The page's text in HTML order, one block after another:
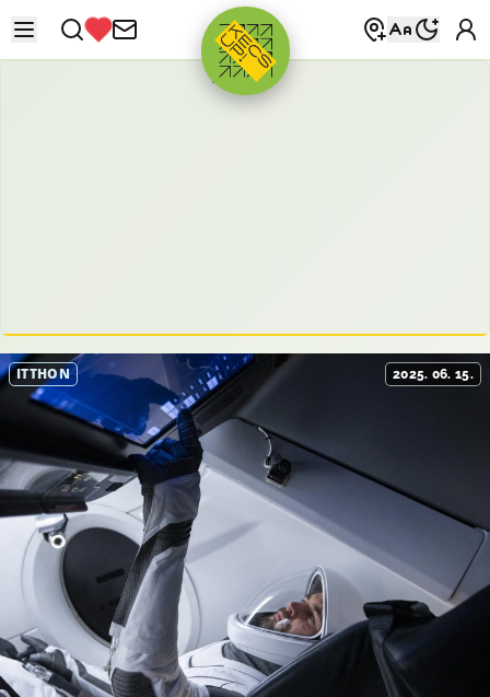
HIRDETÉS
ITTHON 2025. 06. 15.